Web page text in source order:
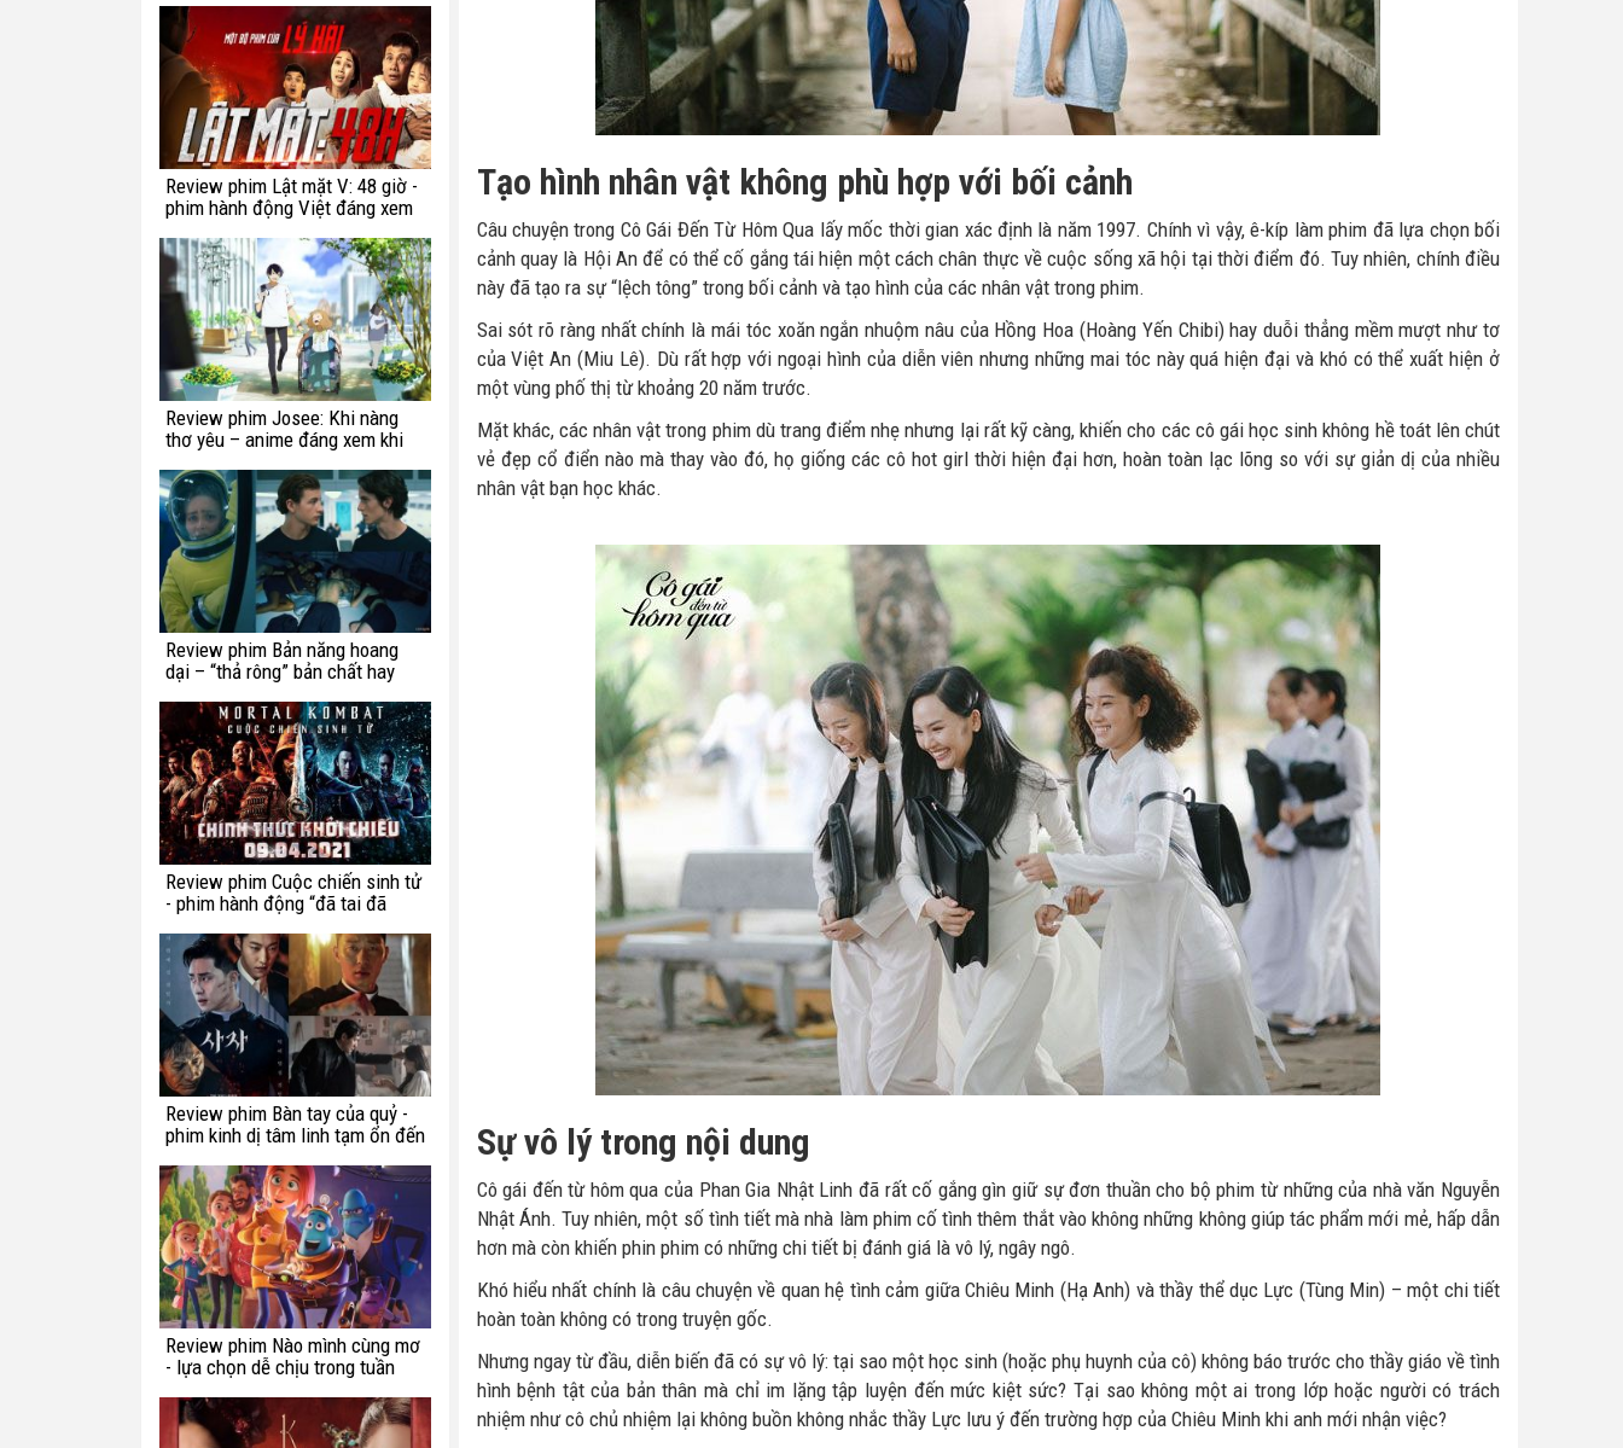
Review phim Lật mặt V: 48 giờ -
phim hành động Việt đáng xem
Review phim Josee: Khi nàng
thơ yêu – anime đáng xem khi
Review phim Bản năng hoang
dại – “thả rông” bản chất hay
Review phim Cuộc chiến sinh tử
- phim hành động “đã tai đã
Review phim Bàn tay của quỷ -
phim kinh dị tâm linh tạm ổn đến
Review phim Nào mình cùng mơ
- lựa chọn dễ chịu trong tuần
Tạo hình nhân vật không phù hợp với bối cảnh
Câu chuyện trong Cô Gái Đến Từ Hôm Qua lấy mốc thời gian xác định là năm 1997. Chính vì vậy, ê-kíp làm phim đã lựa chọn bối
cảnh quay là Hội An để có thể cố gắng tái hiện một cách chân thực về cuộc sống xã hội tại thời điểm đó. Tuy nhiên, chính điều
này đã tạo ra sự “lệch tông” trong bối cảnh và tạo hình của các nhân vật trong phim.
Sai sót rõ ràng nhất chính là mái tóc xoăn ngắn nhuộm nâu của Hồng Hoa (Hoàng Yến Chibi) hay duỗi thẳng mềm mượt như tơ
của Việt An (Miu Lê). Dù rất hợp với ngoại hình của diễn viên nhưng những mai tóc này quá hiện đại và khó có thể xuất hiện ở
một vùng phố thị từ khoảng 20 năm trước.
Mặt khác, các nhân vật trong phim dù trang điểm nhẹ nhưng lại rất kỹ càng, khiến cho các cô gái học sinh không hề toát lên chút
vẻ đẹp cổ điển nào mà thay vào đó, họ giống các cô hot girl thời hiện đại hơn, hoàn toàn lạc lõng so với sự giản dị của nhiều
nhân vật bạn học khác.
Sự vô lý trong nội dung
Cô gái đến từ hôm qua của Phan Gia Nhật Linh đã rất cố gắng gìn giữ sự đơn thuần cho bộ phim từ những của nhà văn Nguyễn
Nhật Ánh. Tuy nhiên, một số tình tiết mà nhà làm phim cố tình thêm thắt vào không những không giúp tác phẩm mới mẻ, hấp dẫn
hơn mà còn khiến phin phim có những chi tiết bị đánh giá là vô lý, ngây ngô.
Khó hiểu nhất chính là câu chuyện về quan hệ tình cảm giữa Chiêu Minh (Hạ Anh) và thầy thể dục Lực (Tùng Min) – một chi tiết
hoàn toàn không có trong truyện gốc.
Nhưng ngay từ đầu, diễn biến đã có sự vô lý: tại sao một học sinh (hoặc phụ huynh của cô) không báo trước cho thầy giáo về tình
hình bệnh tật của bản thân mà chỉ im lặng tập luyện đến mức kiệt sức? Tại sao không một ai trong lớp hoặc người có trách
nhiệm như cô chủ nhiệm lại không buồn không nhắc thầy Lực lưu ý đến trường hợp của Chiêu Minh khi anh mới nhận việc?